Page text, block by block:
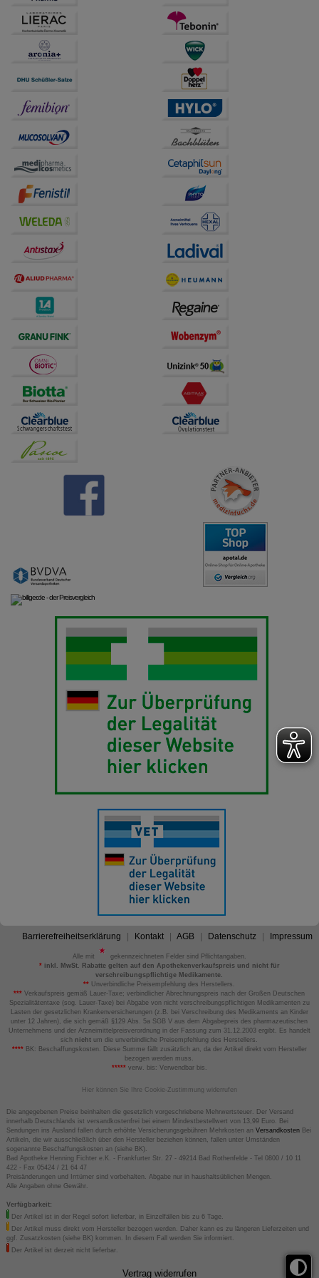
Barrierefreiheitserklärung Kontakt AGB Datenschutz Impressum
Alle mit
gekennzeichneten Felder sind Pflichtangaben.
*inkl. MwSt. Rabatte gelten auf den Apothekenverkaufspreis und nicht für
verschreibungspflichtige Medikamente.
** Unverbindliche Preisempfehlung des Herstellers.
*** Verkaufspreis gemäß Lauer-Taxe; verbindlicher Abrechnungspreis nach der Großen Deutschen
Spezialitätentaxe (sog. Lauer-Taxe) bei Abgabe von nicht verschreibungspflichtigen Medikamenten zu
Lasten der gesetzlichen Krankenversicherungen (z.B. bei Verschreibung des Medikaments an Kinder
unter 12 Jahren), die sich gemäß §129 Abs. 5a SGB V aus dem Abgabepreis des pharmazeutischen
Unternehmens und der Arzneimittelpreisverordnung in der Fassung zum 31.12.2003 ergibt. Es handelt
sich nicht um die unverbindliche Preisempfehlung des Herstellers.
****BK: Beschaffungskosten. Diese Summe fällt zusätzlich an, da der Artikel direkt vom Hersteller
bezogen werden muss.
*****verw. bis: Verwendbar bis.
Hier können Sie Ihre Cookie-Zustimmung widerrufen
Die angegebenen Preise beinhalten die gesetzlich vorgeschriebene Mehrwertsteuer. Der Versand
innerhalb Deutschlands ist versandkostenfrei bei einem Mindestbestellwert von 13,99 Euro. Bei
Sendungen ins Ausland fallen durch erhöhte Versicherungsgebühren Mehrkosten an VersandkostenBei
Artikeln, die wir ausschließlich über den Hersteller beziehen können, fallen unter Umständen
sogenannte Beschaffungskosten an (siehe BK).
Bad Apotheke Henning Fichter e.K. - Frankfurter Str. 27 - 49214 Bad Rothenfelde - Tel 0800 / 10 11
422 - Fax 05424 / 21 64 47
Preisänderungen und Irrtümer sind vorbehalten. Abgabe nur in haushaltsüblichen Mengen.
Alle Angaben ohne Gewähr.
Verfügbarkeit:
Der Artikel ist in der Regel sofort lieferbar, in Einzelfällen bis zu 6 Tage.
Der Artikel muss direkt vom Hersteller bezogen werden. Daher kann es zu längeren Lieferzeiten und
ggf. Zusatzkosten (siehe BK) kommen. In diesem Fall werden Sie informiert.
Der Artikel ist derzeit nicht lieferbar.
Vertrag widerrufen